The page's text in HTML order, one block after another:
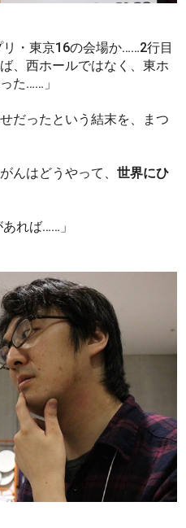
リ・東京16の会場か……2行目
、西ホールではなく、東ホ
た……」
だったという結末を、まつ
んはどうやって、世界にひ
れば……」